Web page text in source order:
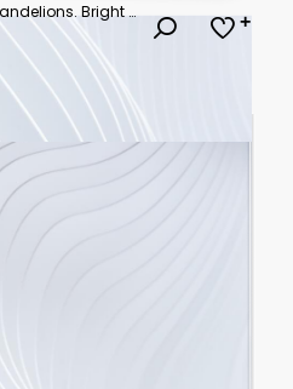
Banner hello summer with dandelions. Bright yellow dandelions, two bees and a dragonfly. Summer illustration for banner, poster or flyer.